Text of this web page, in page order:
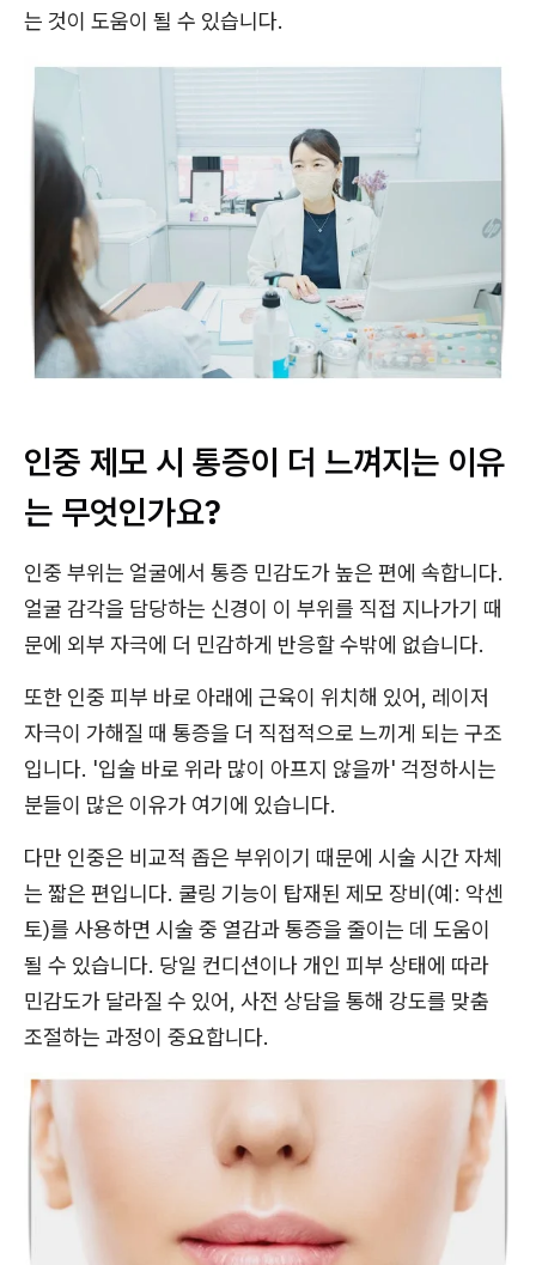
는 것이 도움이 될 수 있습니다.
인중 제모 시 통증이 더 느껴지는 이유
는 무엇인가요?
인중 부위는 얼굴에서 통증 민감도가 높은 편에 속합니다.
얼굴 감각을 담당하는 신경이 이 부위를 직접 지나가기 때
문에 외부 자극에 더 민감하게 반응할 수밖에 없습니다.
또한 인중 피부 바로 아래에 근육이 위치해 있어, 레이저
자극이 가해질 때 통증을 더 직접적으로 느끼게 되는 구조
입니다. '입술 바로 위라 많이 아프지 않을까' 걱정하시는
분들이 많은 이유가 여기에 있습니다.
다만 인중은 비교적 좁은 부위이기 때문에 시술 시간 자체
는 짧은 편입니다. 쿨링 기능이 탑재된 제모 장비(예: 악센
토)를 사용하면 시술 중 열감과 통증을 줄이는 데 도움이
될 수 있습니다. 당일 컨디션이나 개인 피부 상태에 따라
민감도가 달라질 수 있어, 사전 상담을 통해 강도를 맞춤
조절하는 과정이 중요합니다.